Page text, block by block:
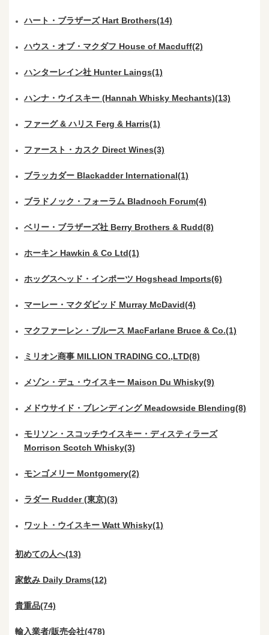
ハート・ブラザーズ Hart Brothers(14)
ハウス・オブ・マクダフ House of Macduff(2)
ハンターレイン社 Hunter Laings(1)
ハンナ・ウイスキー (Hannah Whisky Mechants)(13)
ファーグ & ハリス Ferg & Harris(1)
ファースト・カスク Direct Wines(3)
ブラッカダー Blackadder International(1)
ブラドノック・フォーラム Bladnoch Forum(4)
ベリー・ブラザーズ社 Berry Brothers & Rudd(8)
ホーキン Hawkin & Co Ltd(1)
ホッグスヘッド・インポーツ Hogshead Imports(6)
マーレー・マクダビッド Murray McDavid(4)
マクファーレン・ブルース MacFarlane Bruce & Co.(1)
ミリオン商事 MILLION TRADING CO.,LTD(8)
メゾン・デュ・ウイスキー Maison Du Whisky(9)
メドウサイド・ブレンディング Meadowside Blending(8)
モリソン・スコッチウイスキー・ディスティラーズ
Morrison Scotch Whisky(3)
モンゴメリー Montgomery(2)
ラダー Rudder (東京)(3)
ワット・ウイスキー Watt Whisky(1)
初めての人へ(13)
家飲み Daily Drams(12)
貴重品(74)
輸入業者/販売会社(478)